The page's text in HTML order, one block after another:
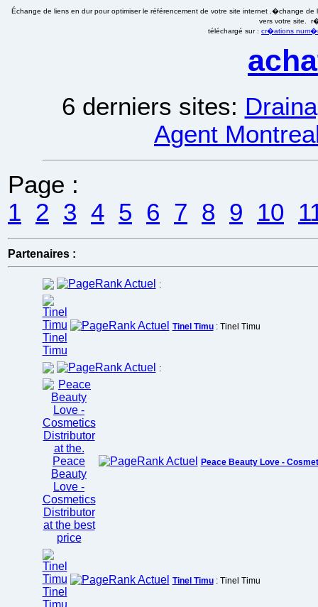
Échange de liens en dur pour optimiser le référencement de votre site internet .�change
vers votre site.
téléchargé sur : cr�ations
6 derniers sites:
Agent
Page :
1 2 3 4 5 6 7 8 9 10
Partenaires :
:
Tinel Timu: Tinel Timu
:
Peace Beauty Love -
Tinel Timu: Tinel Timu